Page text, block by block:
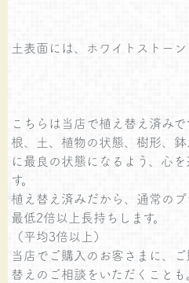
土表面には、ホワイトストーン
こちらは当店で植え替え済みで
根、土、植物の状態、樹形、
に最良の状態になるよう、心
す。
植え替え済みだから、通常の
最低2倍以上長持ちします。
（平均3倍以上）
当店でご購入のお客さまに、
替えのご相談をいただくことも